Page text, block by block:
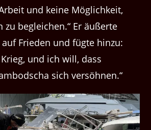
und keine Möglichkeit,
zu begleichen.“ Er äußerte
Frieden und fügte hinzu:
und ich will, dass
sich versöhnen.“